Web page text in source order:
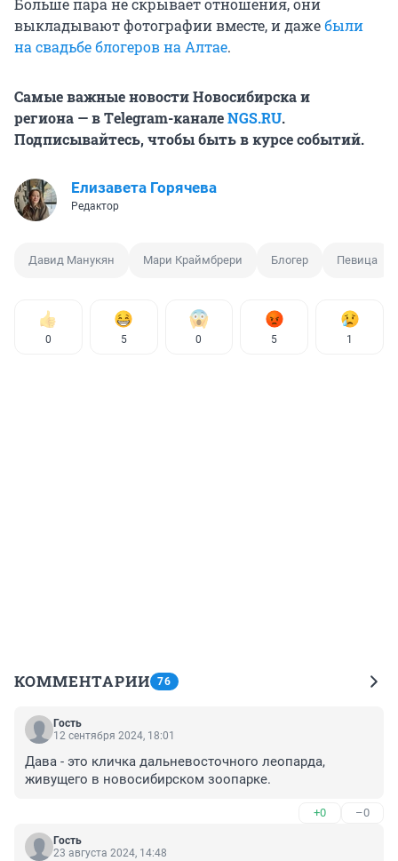
Больше пара не скрывает отношения, они
выкладывают фотографии вместе, и дажебыли
на свадьбе блогеров на Алтае.
Самые важные новости Новосибирска и
региона — в Тelegram-каналеNGS.RU.
Подписывайтесь, чтобы быть в курсе событий.
Елизавета Горячева
Редактор
Давид Манукян Мари Краймбрери Блогер Певица
0 5 0 5 1
КОММЕНТАРИИ 76
Гость
12 сентября 2024, 18:01
Дава - это кличка дальневосточного леопарда,
живущего в новосибирском зоопарке.
+0 –0
Гость
23 августа 2024, 14:48